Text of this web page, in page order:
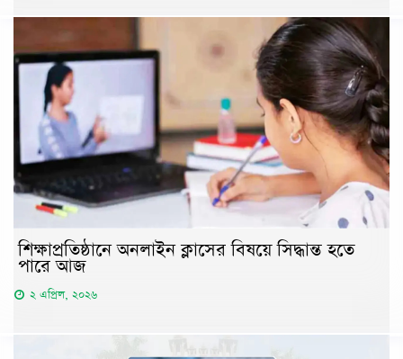
শিক্ষাপ্রতিষ্ঠানে অনলাইন ক্লাসের বিষয়ে সিদ্ধান্ত হতে
পারে আজ
২ এপ্রিল, ২০২৬